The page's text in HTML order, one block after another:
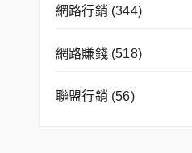
網路行銷 (344)
網路賺錢(518)
聯盟行銷 (56)